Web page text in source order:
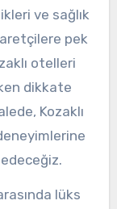
ve sağlık
pek
otelleri
dikkate
Kozaklı
lüks